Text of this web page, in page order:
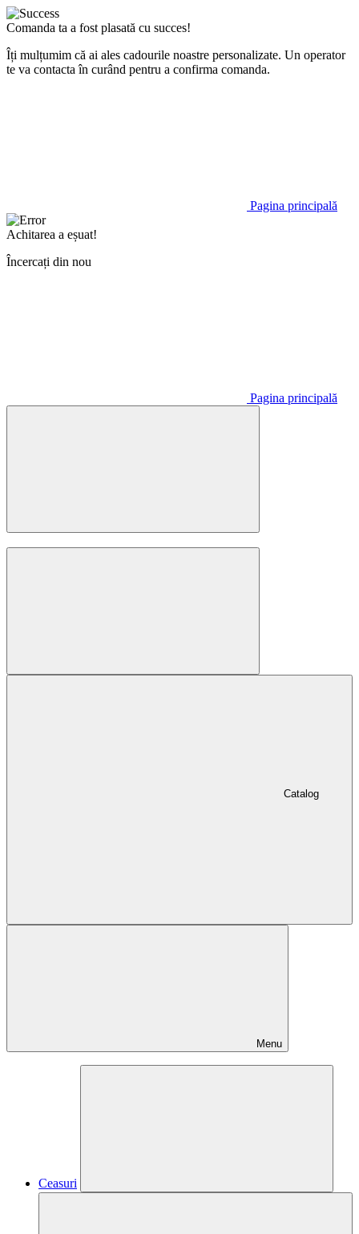
Comanda ta a fost plasată cu succes!
Îți mulțumim că ai ales cadourile noastre personalizate. Un operator
te va contacta în curând pentru a confirma comanda.
Pagina principală
Achitarea a eșuat!
Încercați din nou
Pagina principală
Catalog
Menu
Ceasuri